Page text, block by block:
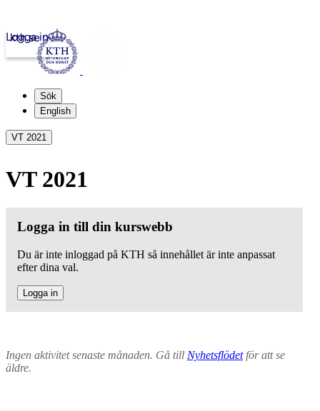
kth.se
Logga in
Sök
English
VT 2021
VT 2021
Logga in till din kurswebb
Du är inte inloggad på KTH så innehållet är inte anpassat
efter dina val.
Logga in
Ingen aktivitet senaste månaden. Gå till Nyhetsflödetför att se
äldre.